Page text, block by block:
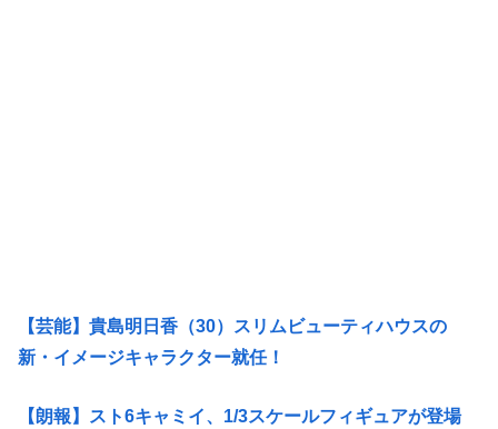
【芸能】貴島明日香（30）スリムビューティハウスの
新・イメージキャラクター就任！
【朗報】スト6キャミイ、1/3スケールフィギュアが登場